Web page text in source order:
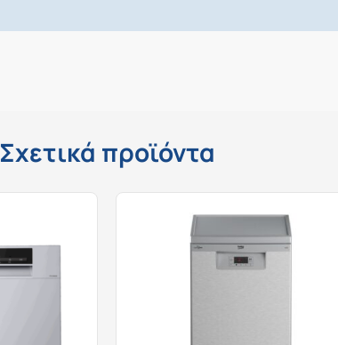
Σχετικά προϊόντα